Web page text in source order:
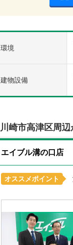
環境
建物設備
川崎市高津区周
エイブル溝の口店
オススメポイント